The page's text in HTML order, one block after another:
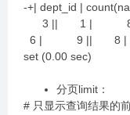
-+| dept_id |
3 || 1 |
6 | 9 || 8 | 3
set (0.00 sec)
分页limit：
# 只显示查询结果的